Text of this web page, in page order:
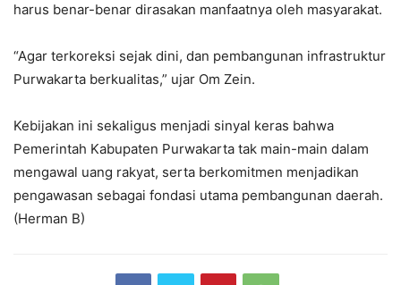
harus benar-benar dirasakan manfaatnya oleh masyarakat.
“Agar terkoreksi sejak dini, dan pembangunan infrastruktur
Purwakarta berkualitas,” ujar Om Zein.
Kebijakan ini sekaligus menjadi sinyal keras bahwa
Pemerintah Kabupaten Purwakarta tak main-main dalam
mengawal uang rakyat, serta berkomitmen menjadikan
pengawasan sebagai fondasi utama pembangunan daerah.
(Herman B)